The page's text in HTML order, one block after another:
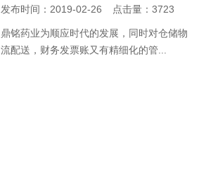
发布时间：2019-02-26 点击量：3723
鼎铭药业为顺应时代的发展，同时对仓储物
流配送，财务发票账又有精细化的管...